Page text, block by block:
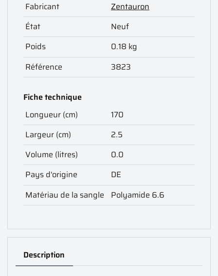
Fabricant
Zentauron
État
Neuf
Poids
0.18 kg
Référence
3823
Fiche technique
Longueur (cm)
170
Largeur (cm)
2.5
Volume (litres)
0.0
Pays d'origine
DE
Matériau de la sangle
Polyamide 6.6
Description